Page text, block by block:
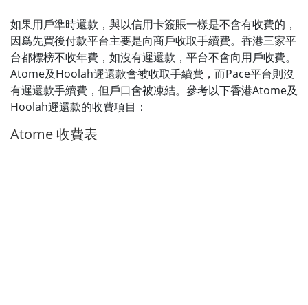
如果用戶準時還款，與以信用卡簽賬一樣是不會有收費的，
因爲先買後付款平台主要是向商戶收取手續費。香港三家平
台都標榜不收年費，如沒有遲還款，平台不會向用戶收費。
Atome及Hoolah遲還款會被收取手續費，而Pace平台則沒
有遲還款手續費，但戶口會被凍結。參考以下香港Atome及
Hoolah遲還款的收費項目：
Atome 收費表